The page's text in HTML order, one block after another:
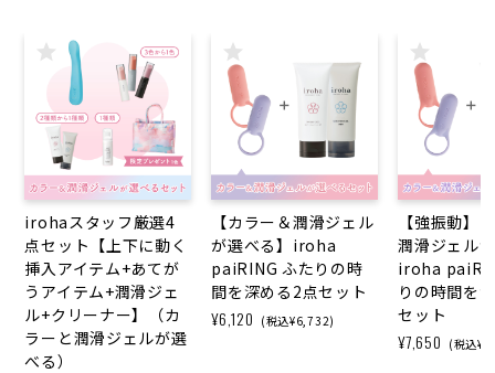
irohaスタッフ厳選4
点セット【上下に動く
挿入アイテム+あてが
うアイテム+潤滑ジェ
ル+クリーナー】（カ
ラーと潤滑ジェルが選
べる）
【カラー＆潤滑ジェル
が選べる】iroha
paiRING ふたりの時
間を深める2点セット
¥6,120 (税込¥6,732)
【強振動】
潤滑ジェル
iroha
りの時間を
セット
¥7,650 (税込